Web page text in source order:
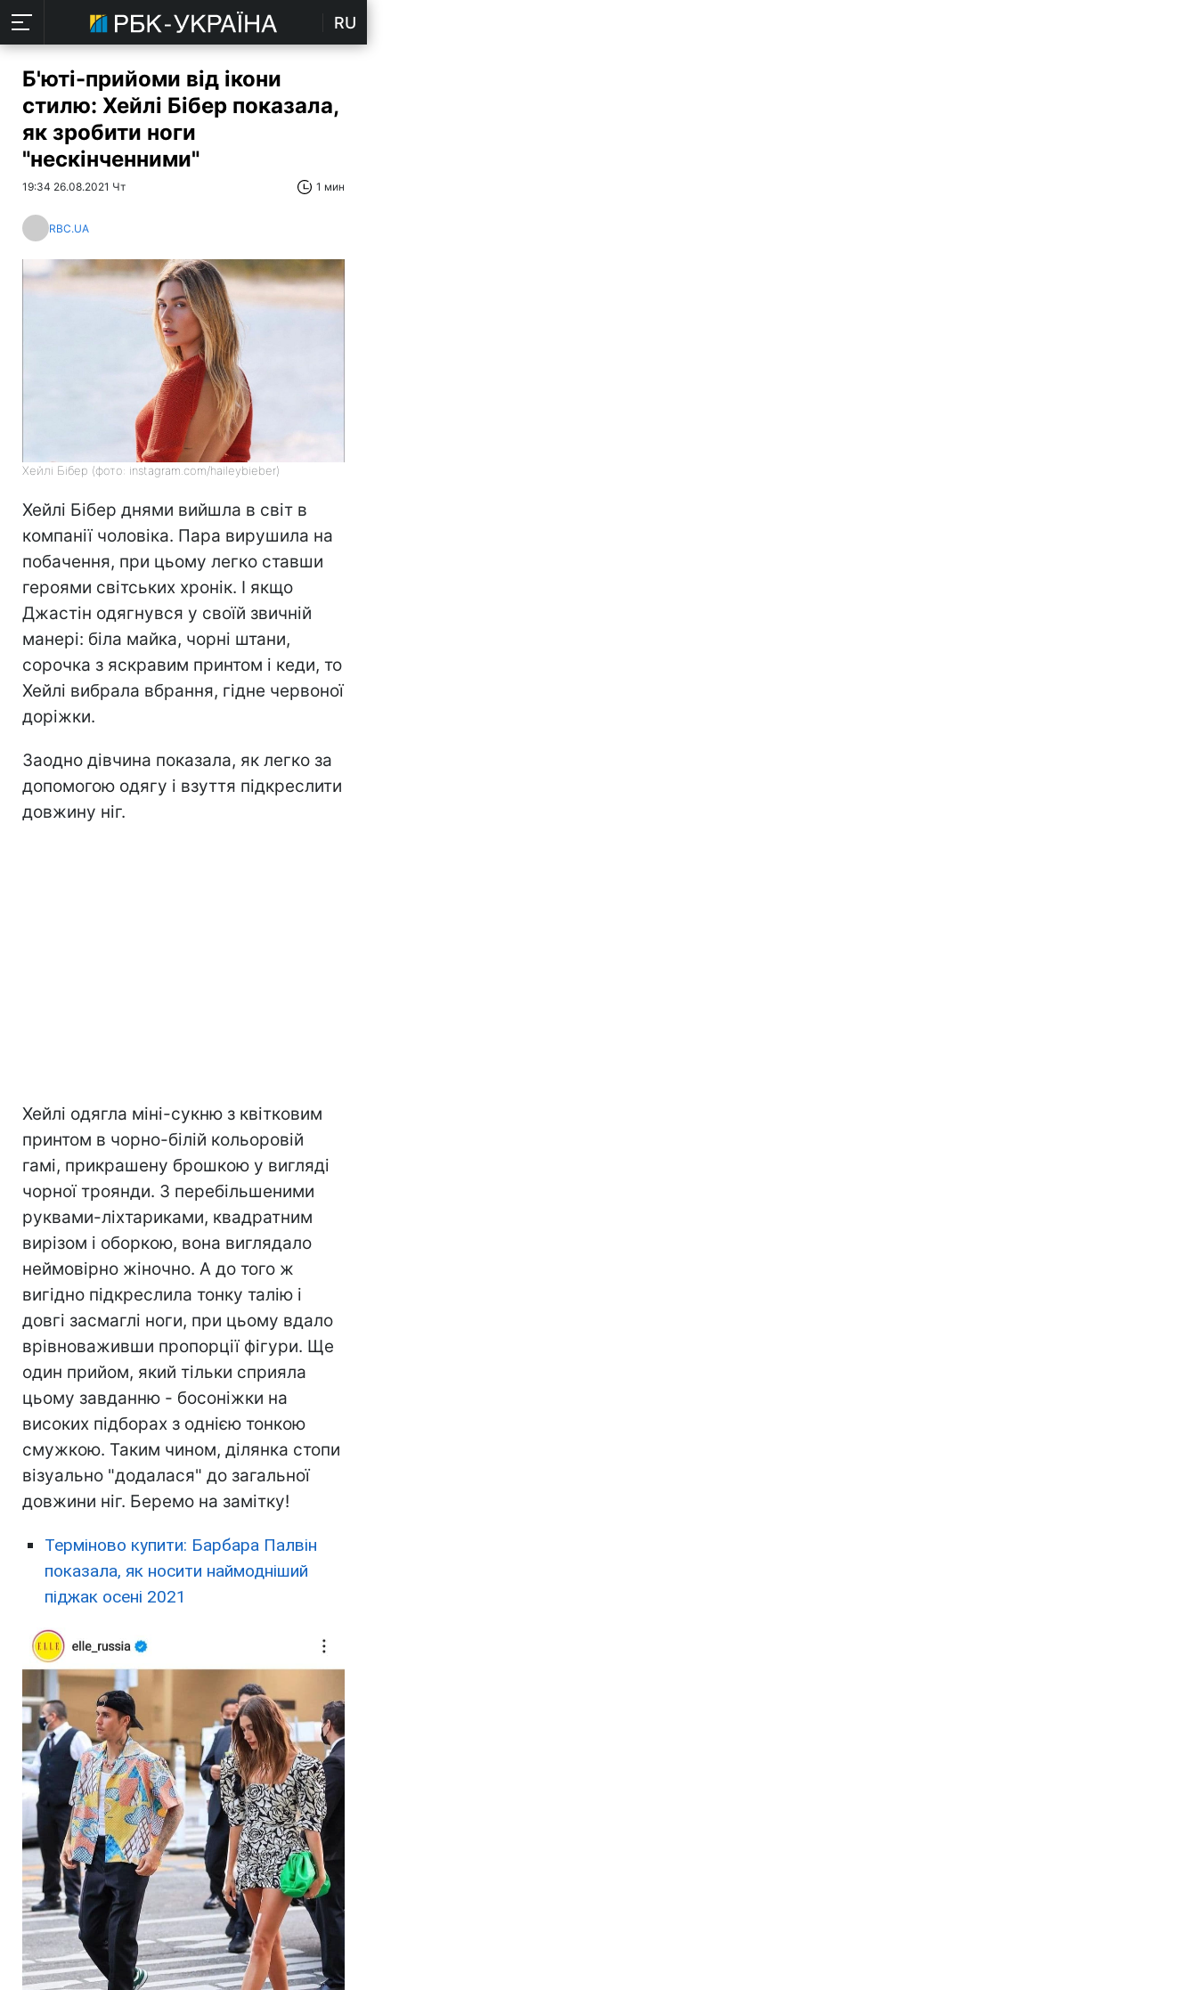
RU
Б'юті-прийоми від ікони
стилю: Хейлі Бібер показала,
як зробити ноги
"нескінченними"
19:34 26.08.2021 Чт 1 мин
RBC.UA
Хейлі Бібер (фото: instagram.com/haileybieber)
Хейлі Бібер днями вийшла в світ в
компанії чоловіка. Пара вирушила на
побачення, при цьому легко ставши
героями світських хронік. І якщо
Джастін одягнувся у своїй звичній
манері: біла майка, чорні штани,
сорочка з яскравим принтом і кеди, то
Хейлі вибрала вбрання, гідне червоної
доріжки.
Заодно дівчина показала, як легко за
допомогою одягу і взуття підкреслити
довжину ніг.
Хейлі одягла міні-сукню з квітковим
принтом в чорно-білій кольоровій
гамі, прикрашену брошкою у вигляді
чорної троянди. З перебільшеними
руквами-ліхтариками, квадратним
вирізом і оборкою, вона виглядало
неймовірно жіночно. А до того ж
вигідно підкреслила тонку талію і
довгі засмаглі ноги, при цьому вдало
врівноваживши пропорції фігури. Ще
один прийом, який тільки сприяла
цьому завданню - босоніжки на
високих підборах з однією тонкою
смужкою. Таким чином, ділянка стопи
візуально "додалася" до загальної
довжини ніг. Беремо на замітку!
Терміново купити: Барбара Палвін
показала, як носити наймодніший
піджак осені 2021